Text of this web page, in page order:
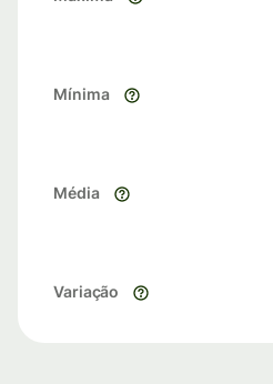
Mínima
Média
Variação